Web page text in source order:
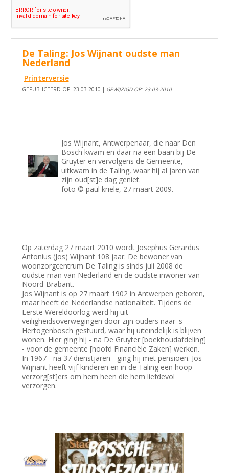
De Taling: Jos Wijnant oudste man
Nederland
Printerversie
GEPUBLICEERD OP: 23-03-2010 | GEWIJZIGD OP: 23-03-2010
Jos Wijnant, Antwerpenaar, die naar Den
Bosch kwam en daar na een baan bij De
Gruyter en vervolgens de Gemeente,
uitkwam in de Taling, waar hij al jaren van
zijn oud[st]e dag geniet.
foto © paul kriele, 27 maart 2009.
Op zaterdag 27 maart 2010 wordt Josephus Gerardus
Antonius (Jos) Wijnant 108 jaar. De bewoner van
woonzorgcentrum De Taling is sinds juli 2008 de
oudste man van Nederland en de oudste inwoner van
Noord-Brabant.
Jos Wijnant is op 27 maart 1902 in Antwerpen geboren,
maar heeft de Nederlandse nationaliteit. Tijdens de
Eerste Wereldoorlog werd hij uit
veiligheidsoverwegingen door zijn ouders naar 's-
Hertogenbosch gestuurd, waar hij uiteindelijk is blijven
wonen. Hier ging hij - na De Gruyter [boekhoudafdeling]
- voor de gemeente [hoofd Financiële Zaken] werken.
In 1967 - na 37 dienstjaren - ging hij met pensioen. Jos
Wijnant heeft vijf kinderen en in de Taling een hoop
verzorg[st]ers om hem heen die hem liefdevol
verzorgen.